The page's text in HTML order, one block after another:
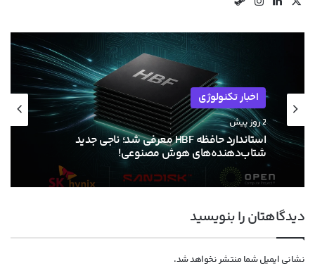
اخبار تکنولوژی
2 روز پیش
استاندارد حافظه HBF معرفی شد؛ ناجی جدید
شتاب‌دهنده‌های هوش مصنوعی!
دیدگاهتان را بنویسید
نشانی ایمیل شما منتشر نخواهد شد.